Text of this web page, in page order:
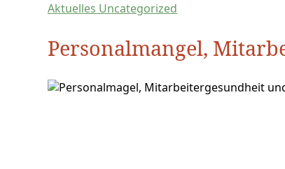
Aktuelles Uncategorized
Personalmangel,